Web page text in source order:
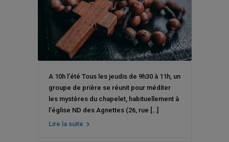
A 10h l’été Tous les jeudis de 9h30 à 11h, un
groupe de prière se réunit pour méditer
les mystères du chapelet, habituellement à
l’église ND des Agnettes (26, rue […]
Lire la suite